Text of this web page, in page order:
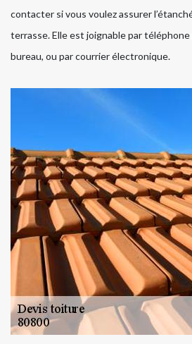
contacter si vous voulez assurer
terrasse. Elle est joignable par
bureau, ou par courrier électronique.